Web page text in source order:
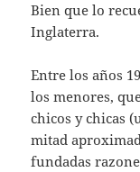
Bien que lo
Inglaterra.
Entre los años
los menores,
chicos y chicas
mitad
fundadas